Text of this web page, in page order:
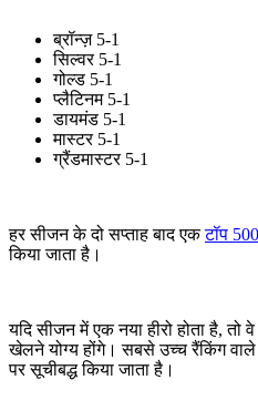
ब्रॉन्ज़ 5-1
सिल्वर 5-1
गोल्ड 5-1
प्लैटिनम 5-1
डायमंड 5-1
मास्टर 5-1
ग्रैंडमास्टर 5-1
हर सीजन के दो सप्ताह बाद एकटॉप
किया जाता है।
यदि सीजन में एक नया हीरो होता है, तो
खेलने योग्य होंगे। सबसे उच्च रैंकिंग वाले
पर सूचीबद्ध किया जाता है।